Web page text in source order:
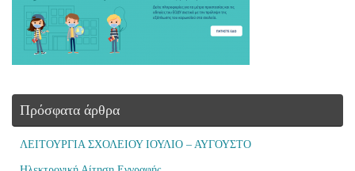
Πρόσφατα άρθρα
ΛΕΙΤΟΥΡΓΙΑ ΣΧΟΛΕΙΟΥ ΙΟΥΛΙΟ – ΑΥΓΟΥΣΤΟ